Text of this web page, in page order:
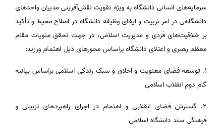
سرمایه‌های انسانی دانشگاه به ویژه تقویت نقش‌آفرینی مدیران واحدهای
دانشگاهی در امر تربیت و ایفای وظیفه دانشگاه در اصلاح محیط و تأکید
بر خلاقیت‌های فردی و مدیریت اسلامی، در جهت تحقق منویات مقام
معظم رهبری و اعتلای دانشگاه براساس محورهای ذیل اهتمام ورزید:
۱. توسعه فضای معنویت و اخلاق و سبک زندگی اسلامی براساس بیانیه
گام دوم انقلاب اسلامی
۲. گسترش فضای انقلابی و اهتمام در اجرای راهبردهای تربیتی و
فرهنگی سند دانشگاه اسلامی